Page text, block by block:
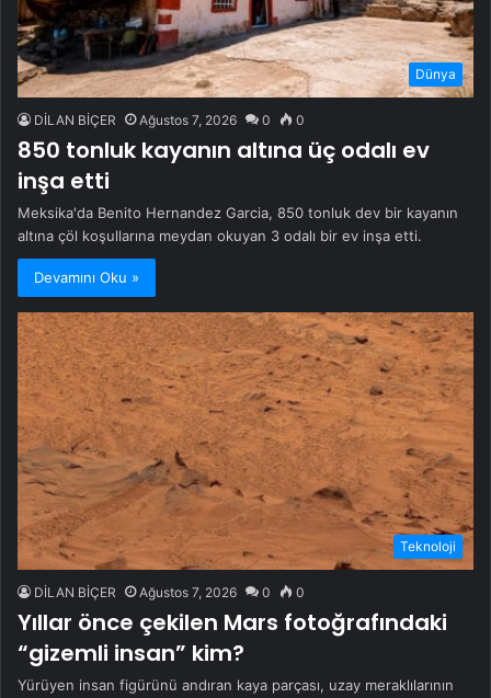
Dünya
DİLAN BİÇER Ağustos 7, 2026 0 0
850 tonluk kayanın altına üç odalı ev
inşa etti
Meksika'da Benito Hernandez Garcia, 850 tonluk dev bir kayanın
altına çöl koşullarına meydan okuyan 3 odalı bir ev inşa etti.
Devamını Oku »
Teknoloji
DİLAN BİÇER Ağustos 7, 2026 0 0
Yıllar önce çekilen Mars fotoğrafındaki
“gizemli insan” kim?
Yürüyen insan figürünü andıran kaya parçası, uzay meraklılarının